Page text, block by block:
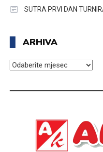
SUTRA PRVI DAN
ARHIVA
ARHIVA